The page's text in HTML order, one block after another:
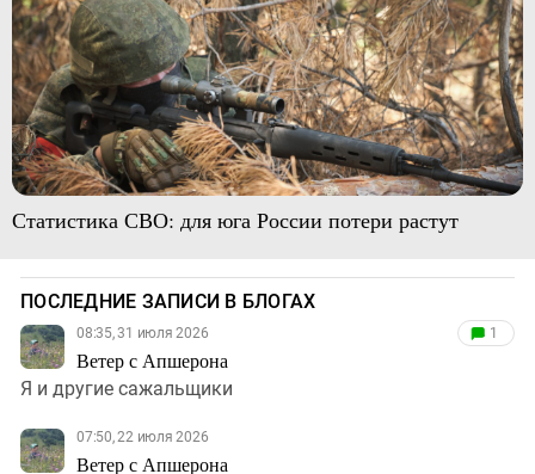
Статистика СВО: для юга России потери растут
ПОСЛЕДНИЕ ЗАПИСИ В БЛОГАХ
08:35, 31 июля 2026
Ветер с Апшерона
1
Я и другие сажальщики
07:50, 22 июля 2026
Ветер с Апшерона